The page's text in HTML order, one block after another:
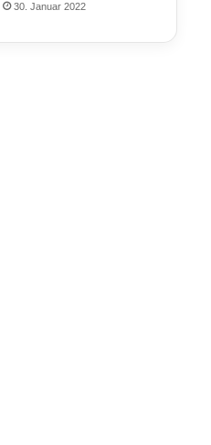
30. Januar 2022